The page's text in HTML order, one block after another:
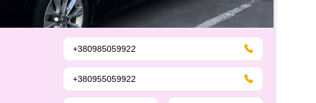
+380985059922
+380955059922